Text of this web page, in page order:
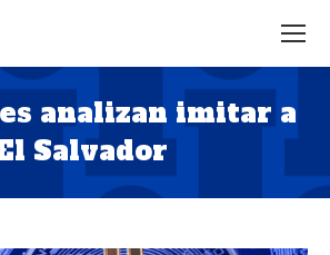
analizan imitar a
Salvador
Estás aquí: